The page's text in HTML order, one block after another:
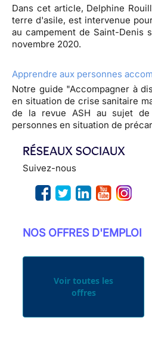
Dans cet article, Delphine
terre d'asile, est intervenue
au campement de Saint-Denis
novembre 2020.
Apprendre aux personnes
Notre guide "Accompagner à
en situation de crise sanitaire
de la revue ASH au sujet de
personnes en situation de
RÉSEAUX SOCIAUX
Suivez-nous
NOS OFFRES D'EMPLOI
Voir toutes les
offres